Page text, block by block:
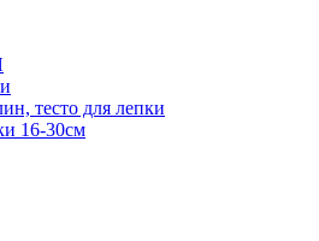
тесто для лепки
16-30см